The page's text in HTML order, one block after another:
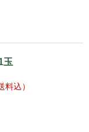
玉
料込）